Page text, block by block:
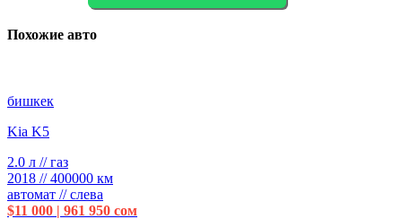
Похожие авто
бишкек
Kia K5
2.0 л // газ
2018 // 400000 км
автомат // слева
$11 000 | 961 950 сом